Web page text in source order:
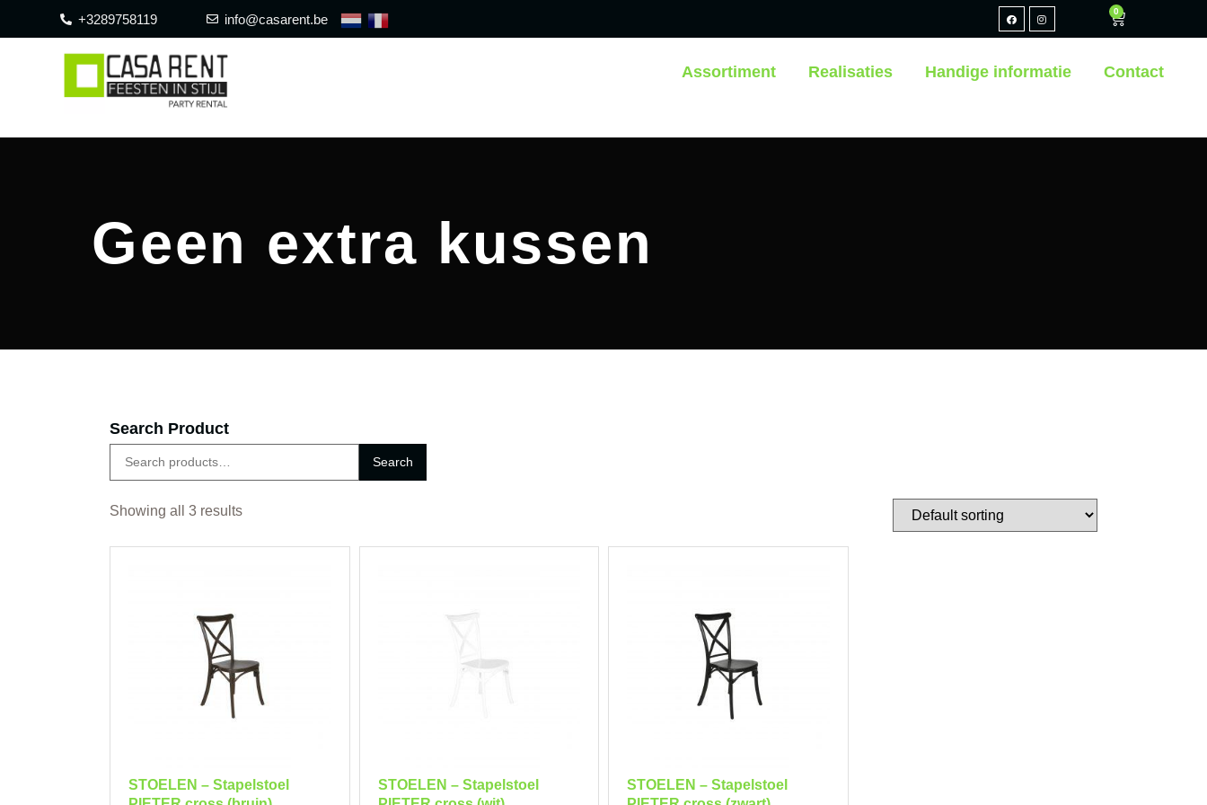
+3289758119 info@casarent.be 0
Assortiment Realisaties Handige informatie Contact
Geen extra kussen
Search Product
Search
Showing all 3 results
STOELEN – Stapelstoel
STOELEN – Stapelstoel
STOELEN – Stapelstoel